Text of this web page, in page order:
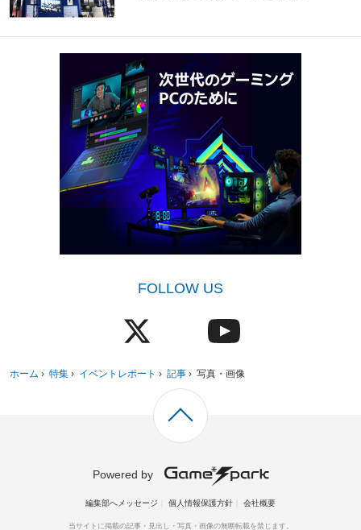
FOLLOW US
ホーム › 特集 › イベントレポート › 記事 › 写真・画像
Powered by
編集部へメッセージ 個人情報保護方針 会社概要
当サイトに掲載の記事・見出し・写真・画像の無断転載を禁じます。